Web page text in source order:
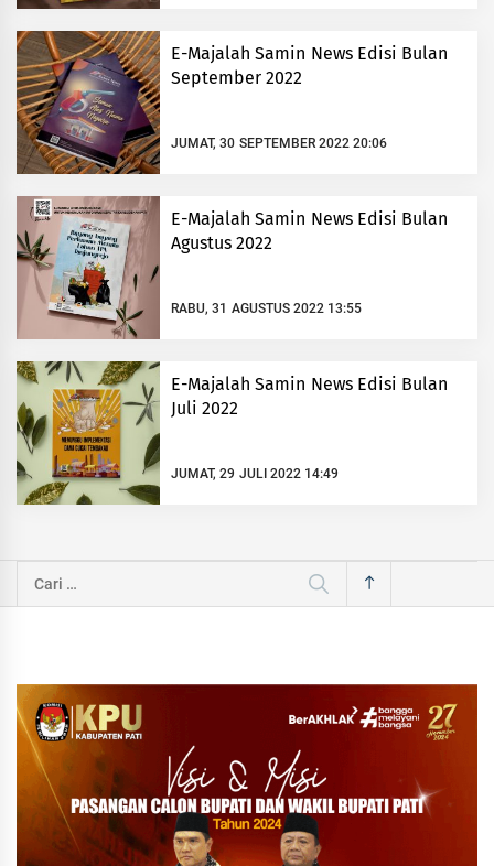
E-Majalah Samin News Edisi Bulan
September 2022
JUMAT, 30 SEPTEMBER 2022 20:06
E-Majalah Samin News Edisi Bulan
Agustus 2022
RABU, 31 AGUSTUS 2022 13:55
E-Majalah Samin News Edisi Bulan
Juli 2022
JUMAT, 29 JULI 2022 14:49
Cari
untuk: